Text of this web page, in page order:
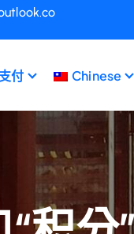
付 Chinese